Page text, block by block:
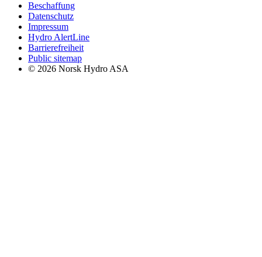
Beschaffung
Datenschutz
Impressum
Hydro AlertLine
Barrierefreiheit
Public sitemap
© 2026 Norsk Hydro ASA